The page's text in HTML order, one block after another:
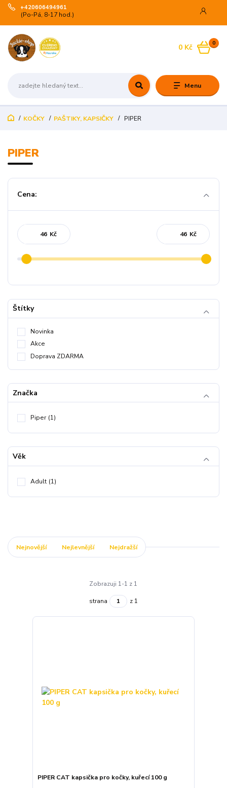
Menu
+420606494961
(Po-Pá, 8-17 hod.)
0
0 Kč
KOČKY PAŠTIKY, KAPSIČKY PIPER
PIPER
Cena:
Kč Kč
Štítky
Novinka
Akce
Doprava ZDARMA
Značka
Piper (1)
Věk
Adult (1)
Nejnovější Nejlevnější Nejdražší
Zobrazuji 1-1 z 1
strana z 1
PIPER CAT kapsička pro kočky, kuřecí 100 g